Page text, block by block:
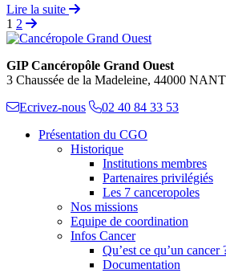
Lire la suite
1 2
GIP Cancéropôle Grand Ouest
3 Chaussée de la Madeleine, 44000
Ecrivez-nous
02 40 84 33 53
Présentation du CGO
Historique
Institutions membres
Partenaires privilégiés
Les 7 canceropoles
Nos missions
Equipe de coordination
Infos Cancer
Qu’est ce qu’un cancer
Documentation